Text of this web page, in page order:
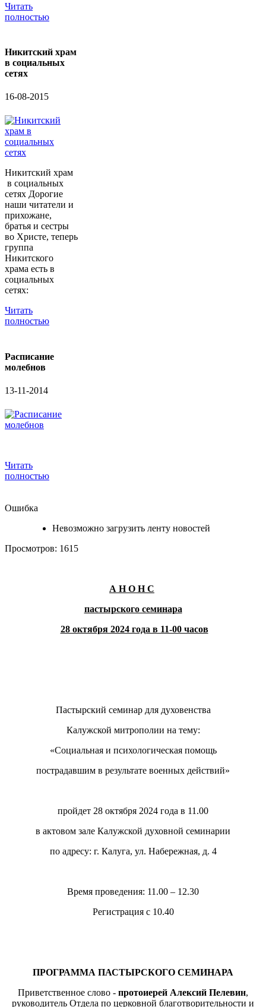
Читать
полностью
Никитский храм
в социальных
сетях
16-08-2015
Никитский храм
в социальных
сетях Дорогие
наши читатели и
прихожане,
братья и сестры
во Христе, теперь
группа
Никитского
храма есть в
социальных
сетях:
Читать
полностью
Расписание
молебнов
13-11-2014
Читать
полностью
Ошибка
Невозможно загрузить ленту новостей
Просмотров: 1615
А Н О Н С
пастырского семинара
28 октября 2024 года в 11-00 часов
Пастырский семинар для духовенства
Калужской митрополии на тему:
«Социальная и психологическая помощь
пострадавшим в результате военных действий»
пройдет 28 октября 2024 года в 11.00
в актовом зале Калужской духовной семинарии
по адресу: г. Калуга, ул. Набережная, д. 4
Время проведения: 11.00 – 12.30
Регистрация с 10.40
ПРОГРАММА ПАСТЫРСКОГО СЕМИНАРА
Приветственное слово - протоиерей Алексий Пелевин,
руководитель Отдела по церковной благотворительности и